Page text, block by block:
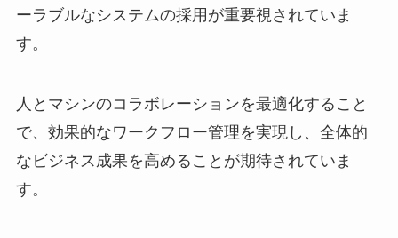
ーラブルなシステムの採用が重要視されていま
す。
人とマシンのコラボレーションを最適化すること
で、効果的なワークフロー管理を実現し、全体的
なビジネス成果を高めることが期待されていま
す。